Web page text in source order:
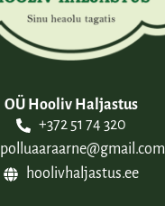
OÜ Hooliv Haljastus
+372 51 74 320
polluaaraarne@gmail.com
hoolivhaljastus.ee